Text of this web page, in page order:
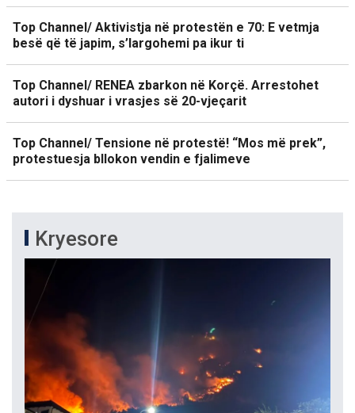
Top Channel/ Aktivistja në protestën e 70: E vetmja
besë që të japim, s’largohemi pa ikur ti
Top Channel/ RENEA zbarkon në Korçë. Arrestohet
autori i dyshuar i vrasjes së 20-vjeçarit
Top Channel/ Tensione në protestë! “Mos më prek”,
protestuesja bllokon vendin e fjalimeve
Kryesore